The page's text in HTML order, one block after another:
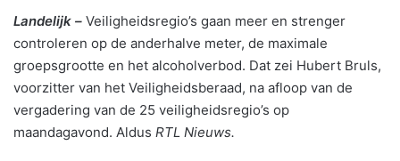
Landelijk – Veiligheidsregio’s gaan meer en strenger
controleren op de anderhalve meter, de maximale
groepsgrootte en het alcoholverbod. Dat zei Hubert Bruls,
voorzitter van het Veiligheidsberaad, na afloop van de
vergadering van de 25 veiligheidsregio’s op
maandagavond. Aldus RTL Nieuws.